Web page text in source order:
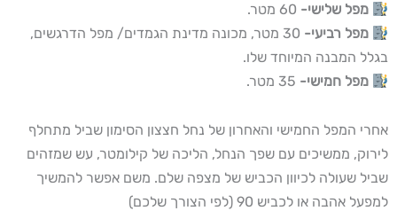
מפל שלישי-
מפל רביעי-
30 מטר, מכונה מדינת הגמדים/ מפל הדרגשים,
בגלל המבנה המיוחד שלו.
מפל חמישי-
אחרי המפל החמישי והאחרון של נחל חצצון הסימון שביל מתחלף
לירוק, ממשיכים עם שפך הנחל, הליכה של קילומטר, עש שמזהים
שביל שעולה לכיוון הכביש של מצפה שלם. משם אפשר להמשיך
למפעל אהבה או לכביש 90 (לפי הצורך שלכם)